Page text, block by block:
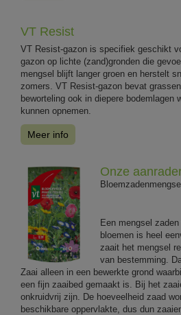
VT Resist
VT Resist-gazon is specifiek geschikt
gazon op lichte (zand)gronden die
mengsel blijft langer groen en herstelt
zomers. VT Resist-gazon bevat
beworteling ook in diepere bodemlagen
kunnen opnemen.
Meer info
Onze
Een mengsel
bloemen is heel
zaait het mengsel
van bestemming.
Zaai alleen in een bewerkte grond
een fijn zaaibed gemaakt is. Bij het
onkruidvrij zijn. De hoeveelheid zaad
beschikbare oppervlakte, dus dun